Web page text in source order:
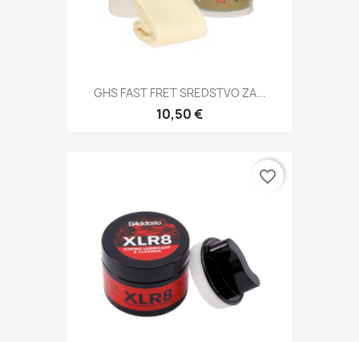
GHS FAST FRET SREDSTVO ZA...
10,50 €
favorite_border